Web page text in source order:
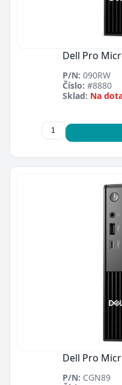
Dell Pro
P/N: 090RW
Číslo: #8880
Sklad: Na
Dell Pro
P/N: CGN89